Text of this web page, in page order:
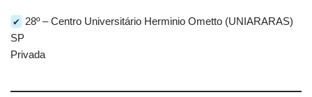
✔ 28º – Centro Universitário Herminio Ometto (UNIARARAS)
SP
Privada